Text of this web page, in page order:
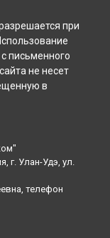
при
письменного
не несет
в
г. Улан-Удэ, ул.
телефон